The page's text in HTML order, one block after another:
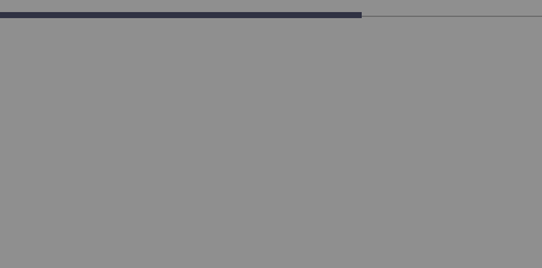
66.66666666666666% completed